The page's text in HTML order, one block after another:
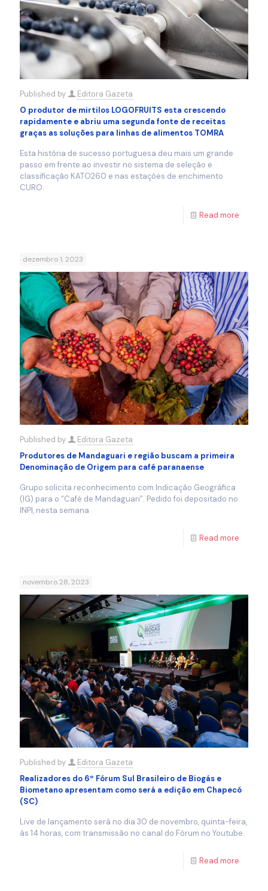
Published by
Editora Gazeta
O produtor de mirtilos LOGOFRUITS esta crescendo
rapidamente e abriu uma segunda fonte de receitas
graças as soluções para linhas de alimentos TOMRA
Esta história de sucesso portuguesa deu mais um grande
passo em frente ao investir no sistema de seleção e
classificação KATO260 e nas estações de enchimento
CURO.
Read more
dezembro 1, 2023
Published by
Editora Gazeta
Produtores de Mandaguari e região buscam a primeira
Denominação de Origem para café paranaense
Grupo solicita reconhecimento com Indicação Geográfica
(IG) para o “Café de Mandaguari”. Pedido foi depositado no
INPI, nesta semana
Read more
novembro 28, 2023
Published by
Editora Gazeta
Realizadores do 6º Fórum Sul Brasileiro de Biogás e
Biometano apresentam como será a edição em Chapecó
(SC)
Live de lançamento será no dia 30 de novembro, quinta-feira,
às 14 horas, com transmissão no canal do Fórum no Youtube.
Read more